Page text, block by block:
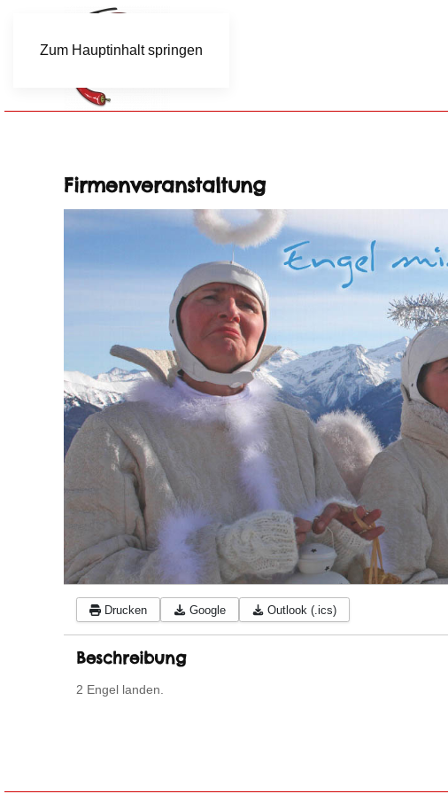
Zum Hauptinhalt springen
Firmenveranstaltung
Drucken Google Outlook (.ics)
Beschreibung
2 Engel landen.